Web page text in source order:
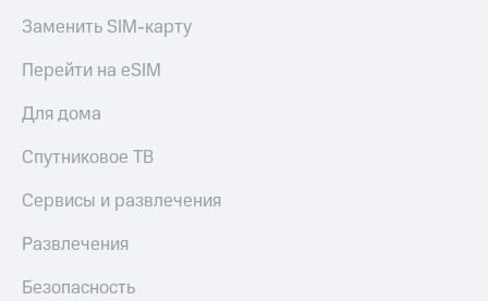
развитие
На главную
Заменить SIM-карту
Перейти на eSIM
Для дома
Спутниковое ТВ
Сервисы и развлечения
Развлечения
Безопасность